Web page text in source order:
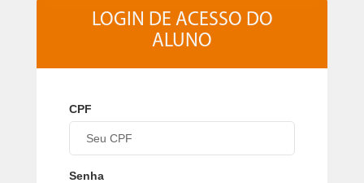
LOGIN DE ACESSO DO
ALUNO
CPF
Senha